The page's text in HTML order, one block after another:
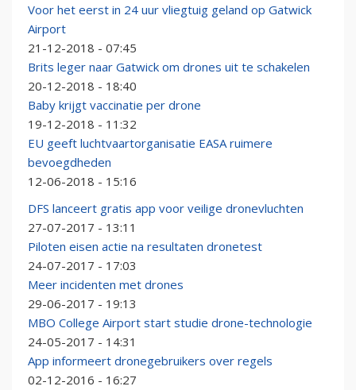
Voor het eerst in 24 uur vliegtuig geland op Gatwick
Airport
21-12-2018 - 07:45
Brits leger naar Gatwick om drones uit te schakelen
20-12-2018 - 18:40
Baby krijgt vaccinatie per drone
19-12-2018 - 11:32
EU geeft luchtvaartorganisatie EASA ruimere
bevoegdheden
12-06-2018 - 15:16
DFS lanceert gratis app voor veilige dronevluchten
27-07-2017 - 13:11
Piloten eisen actie na resultaten dronetest
24-07-2017 - 17:03
Meer incidenten met drones
29-06-2017 - 19:13
MBO College Airport start studie drone-technologie
24-05-2017 - 14:31
App informeert dronegebruikers over regels
02-12-2016 - 16:27